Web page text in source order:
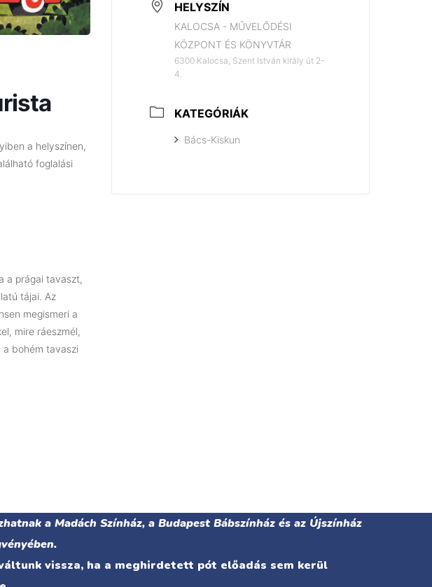
a helyszínen,
foglalási
a prágai tavaszt,
tájai. Az
megismeri a
mire ráeszmél,
a bohém tavaszi
HELYSZÍN
KALOCSA - MŰVELŐDÉSI
KÖZPONT ÉS KÖNYVTÁR
6300 Kalocsa, Szent István király út 2-
4.
KATEGÓRIÁK
Bács-Kiskun
a Madách Színház, a Budapest Bábszínház és az Újszínház
vissza, ha a meghirdetett pót előadás sem kerül